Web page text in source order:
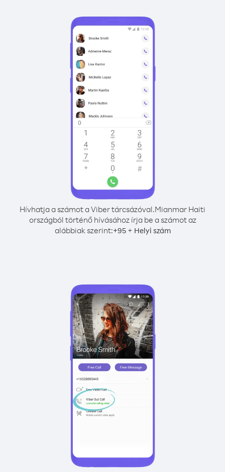
Hívhatja a számot a Viber tárcsázóval.Mianmar Haiti
országból történő hívásához írja be a számot az
alábbiak szerint:+95+ Helyi szám